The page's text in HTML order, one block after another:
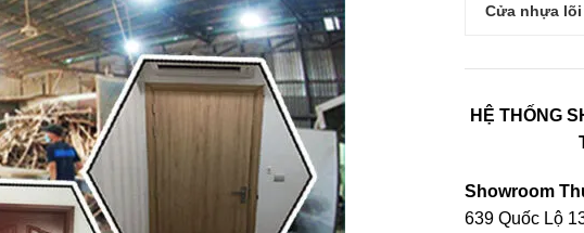
Cửa nhựa
HỆ THỐNG
Showroom
639 Quốc Lộ